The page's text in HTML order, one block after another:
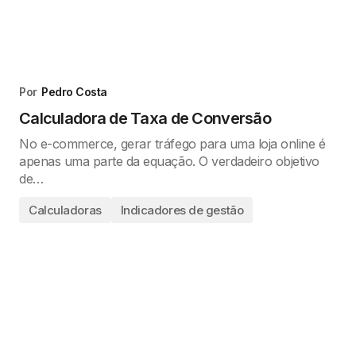
Por Pedro Costa
Calculadora de Taxa de Conversão
No e-commerce, gerar tráfego para uma loja online é
apenas uma parte da equação. O verdadeiro objetivo
de…
Calculadoras Indicadores de gestão